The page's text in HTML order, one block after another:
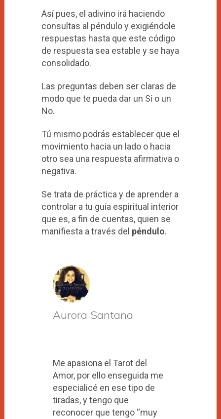
Así pues, el adivino irá haciendo
consultas al péndulo y exigiéndole
respuestas hasta que este código
de respuesta sea estable y se haya
consolidado.
Las preguntas deben ser claras de
modo que te pueda dar un Sí o un
No.
Tú mismo podrás establecer que el
movimiento hacia un lado o hacia
otro sea una respuesta afirmativa o
negativa.
Se trata de práctica y de aprender a
controlar a tu guía espiritual interior
que es, a fin de cuentas, quien se
manifiesta a través del péndulo.
Aurora Santana
Me apasiona el Tarot del
Amor, por ello enseguida me
especialicé en ese tipo de
tiradas, y tengo que
reconocer que tengo “muy